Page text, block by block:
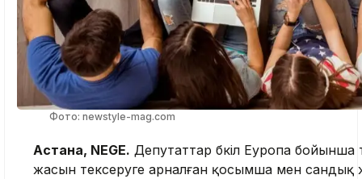
Фото: newstyle-mag.com
Астана, NEGE. Депутаттар бүкіл Еуропа бойынша
жасын тексеруге арналған қосымша мен сандық